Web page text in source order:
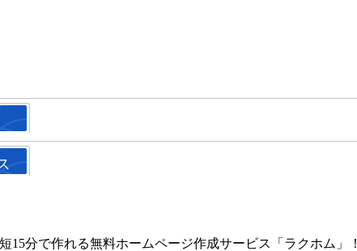
15分で作れる無料ホームページ作成サービス「ラクホム」！